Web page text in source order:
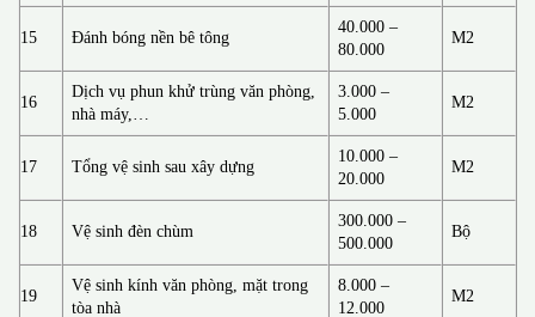
15 Đánh bóng nền bê tông
40.000 –
80.000
M2
16
Dịch vụ phun khử trùng văn phòng,
nhà máy,…
3.000 –
5.000
M2
17 Tổng vệ sinh sau xây dựng
10.000 –
20.000
M2
18 Vệ sinh đèn chùm
300.000 –
500.000
Bộ
19
Vệ sinh kính văn phòng, mặt trong
tòa nhà
8.000 –
12.000
M2